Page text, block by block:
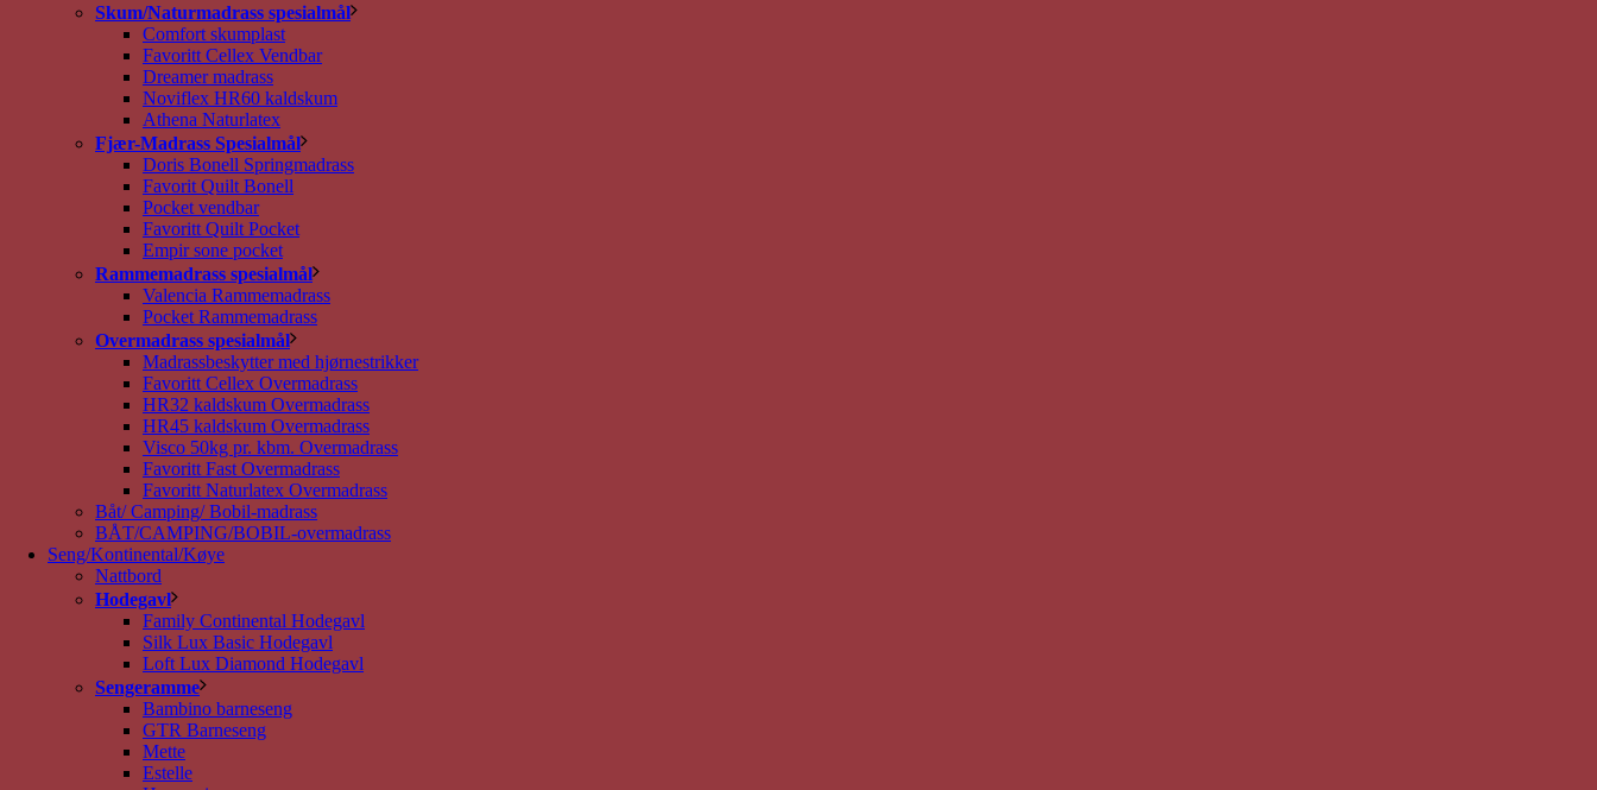
Skum/Naturmadrass spesialmål
Comfort skumplast
Favoritt Cellex Vendbar
Dreamer madrass
Noviflex HR60 kaldskum
Athena Naturlatex
Fjær-Madrass Spesialmål
Doris Bonell Springmadrass
Favorit Quilt Bonell
Pocket vendbar
Favoritt Quilt Pocket
Empir sone pocket
Rammemadrass spesialmål
Valencia Rammemadrass
Pocket Rammemadrass
Overmadrass spesialmål
Madrassbeskytter med hjørnestrikker
Favoritt Cellex Overmadrass
HR32 kaldskum Overmadrass
HR45 kaldskum Overmadrass
Visco 50kg pr. kbm. Overmadrass
Favoritt Fast Overmadrass
Favoritt Naturlatex Overmadrass
Båt/ Camping/ Bobil-madrass
BÅT/CAMPING/BOBIL-overmadrass
Seng/Kontinental/Køye
Nattbord
Hodegavl
Family Continental Hodegavl
Silk Lux Basic Hodegavl
Loft Lux Diamond Hodegavl
Sengeramme
Bambino barneseng
GTR Barneseng
Mette
Estelle